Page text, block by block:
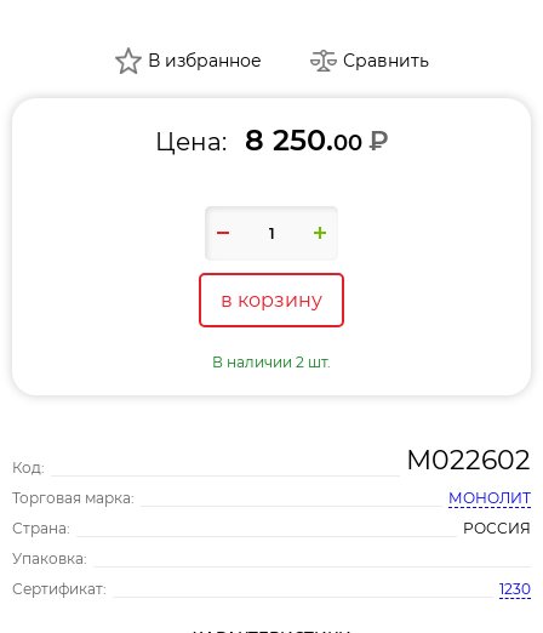
Код: М022602
Торговая марка:
МОНОЛИТ
Страна:
РОССИЯ
Упаковка:
Сертификат:
1230
В избранное Сравнить
Цена: 8 250.00 ₽
в корзину
В наличии 2 шт.